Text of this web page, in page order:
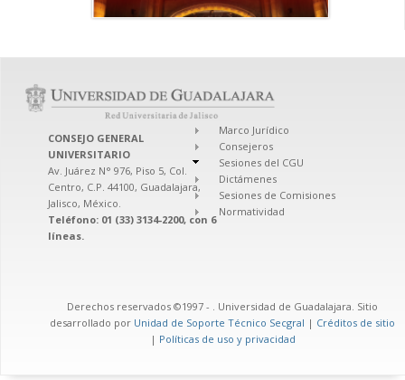
CONSEJO GENERAL
UNIVERSITARIO
Av. Juárez N° 976, Piso 5, Col.
Centro, C.P. 44100, Guadalajara,
Jalisco, México.
Teléfono: 01 (33) 3134-2200, con 6
líneas.
Marco Jurídico
Consejeros
Sesiones del CGU
Dictámenes
Sesiones de Comisiones
Normatividad
Derechos reservados ©1997 - . Universidad de Guadalajara. Sitio
desarrollado por Unidad de Soporte Técnico Secgral | Créditos de sitio
| Políticas de uso y privacidad